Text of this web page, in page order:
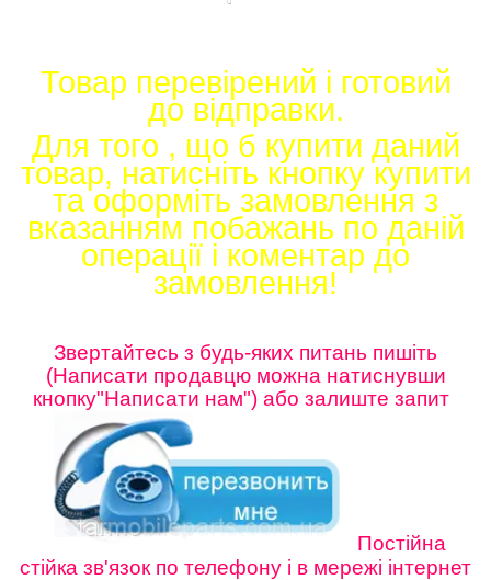
Товар перевірений і готовий
до відправки.
Для того , що б купити даний
товар, натисніть кнопку купити
та оформіть замовлення з
вказанням побажань по даній
операції і коментар до
замовлення!
Звертайтесь з будь-яких питань пишіть
(Написати продавцю можна натиснувши
кнопку"Написати нам") або залиште запит
Постійна
стійка зв'язок по телефону і в мережі інтернет